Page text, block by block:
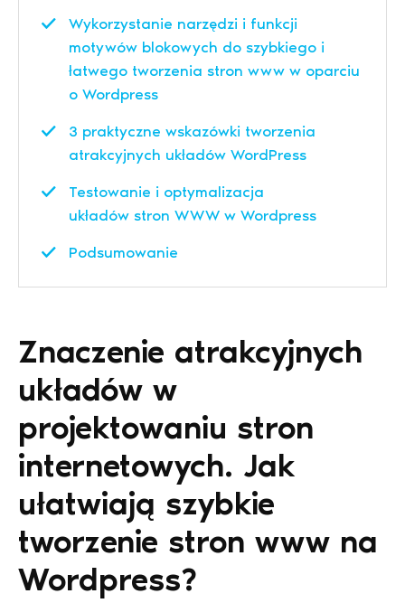
Wykorzystanie narzędzi i funkcji
motywów blokowych do szybkiego i
łatwego tworzenia stron www w oparciu
o Wordpress
3 praktyczne wskazówki tworzenia
atrakcyjnych układów WordPress
Testowanie i optymalizacja
układów stron WWW w Wordpress
Podsumowanie
Znaczenie atrakcyjnych
układów w
projektowaniu stron
internetowych. Jak
ułatwiają szybkie
tworzenie stron www na
Wordpress?